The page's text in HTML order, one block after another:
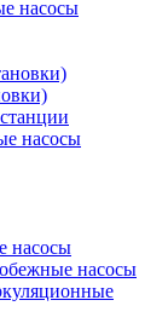
насосы
насосы
насосы
насосы